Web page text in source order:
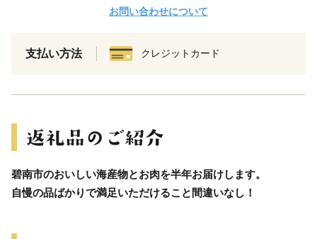
お問い合わせについて
支払い方法 クレジットカード
碧南市のおいしい海産物とお肉を半年お届けします。
自慢の品ばかりで満足いただけること間違いなし！